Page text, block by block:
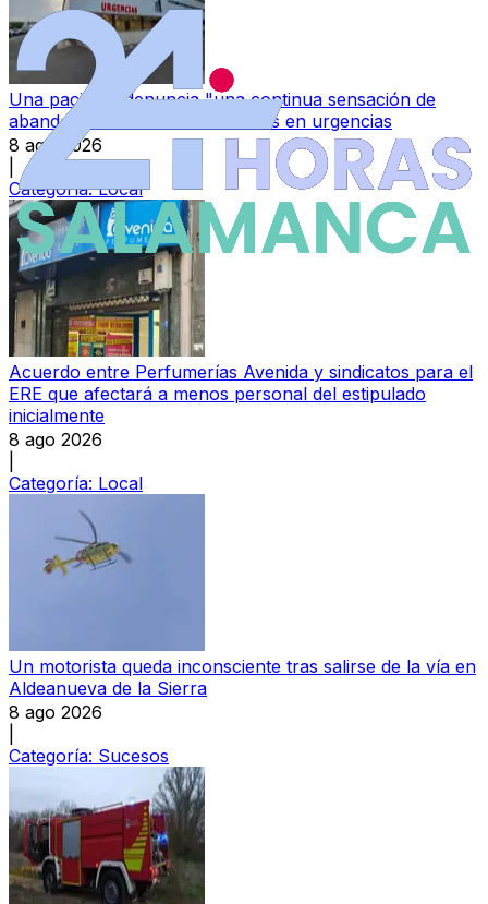
Una paciente denuncia "una continua sensación de
abandono" tras más de 18 horas en urgencias
8 ago 2026
Categoría:Local
Acuerdo entre Perfumerías Avenida y sindicatos para el
ERE que afectará a menos personal del estipulado
inicialmente
8 ago 2026
Categoría: Local
Un motorista queda inconsciente tras salirse de la vía en
Aldeanueva de la Sierra
8 ago 2026
Categoría: Sucesos